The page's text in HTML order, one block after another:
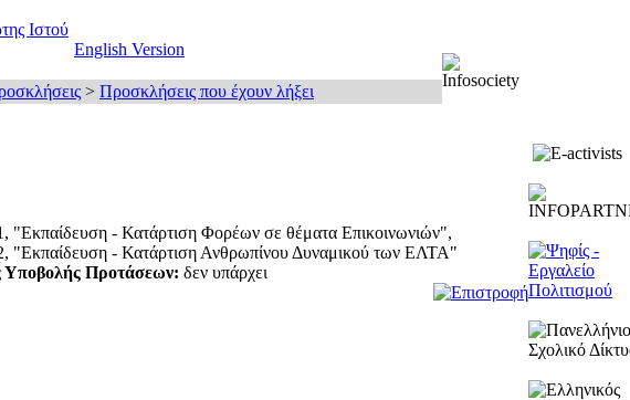
Ιστού
English Version
> Προσκλήσεις που έχουν λήξει
"Εκπαίδευση - Κατάρτιση Φορέων σε θέματα Επικοινωνιών",
"Εκπαίδευση - Κατάρτιση Ανθρωπίνου Δυναμικού των ΕΛΤΑ"
Υποβολής Προτάσεων: δεν υπάρχει